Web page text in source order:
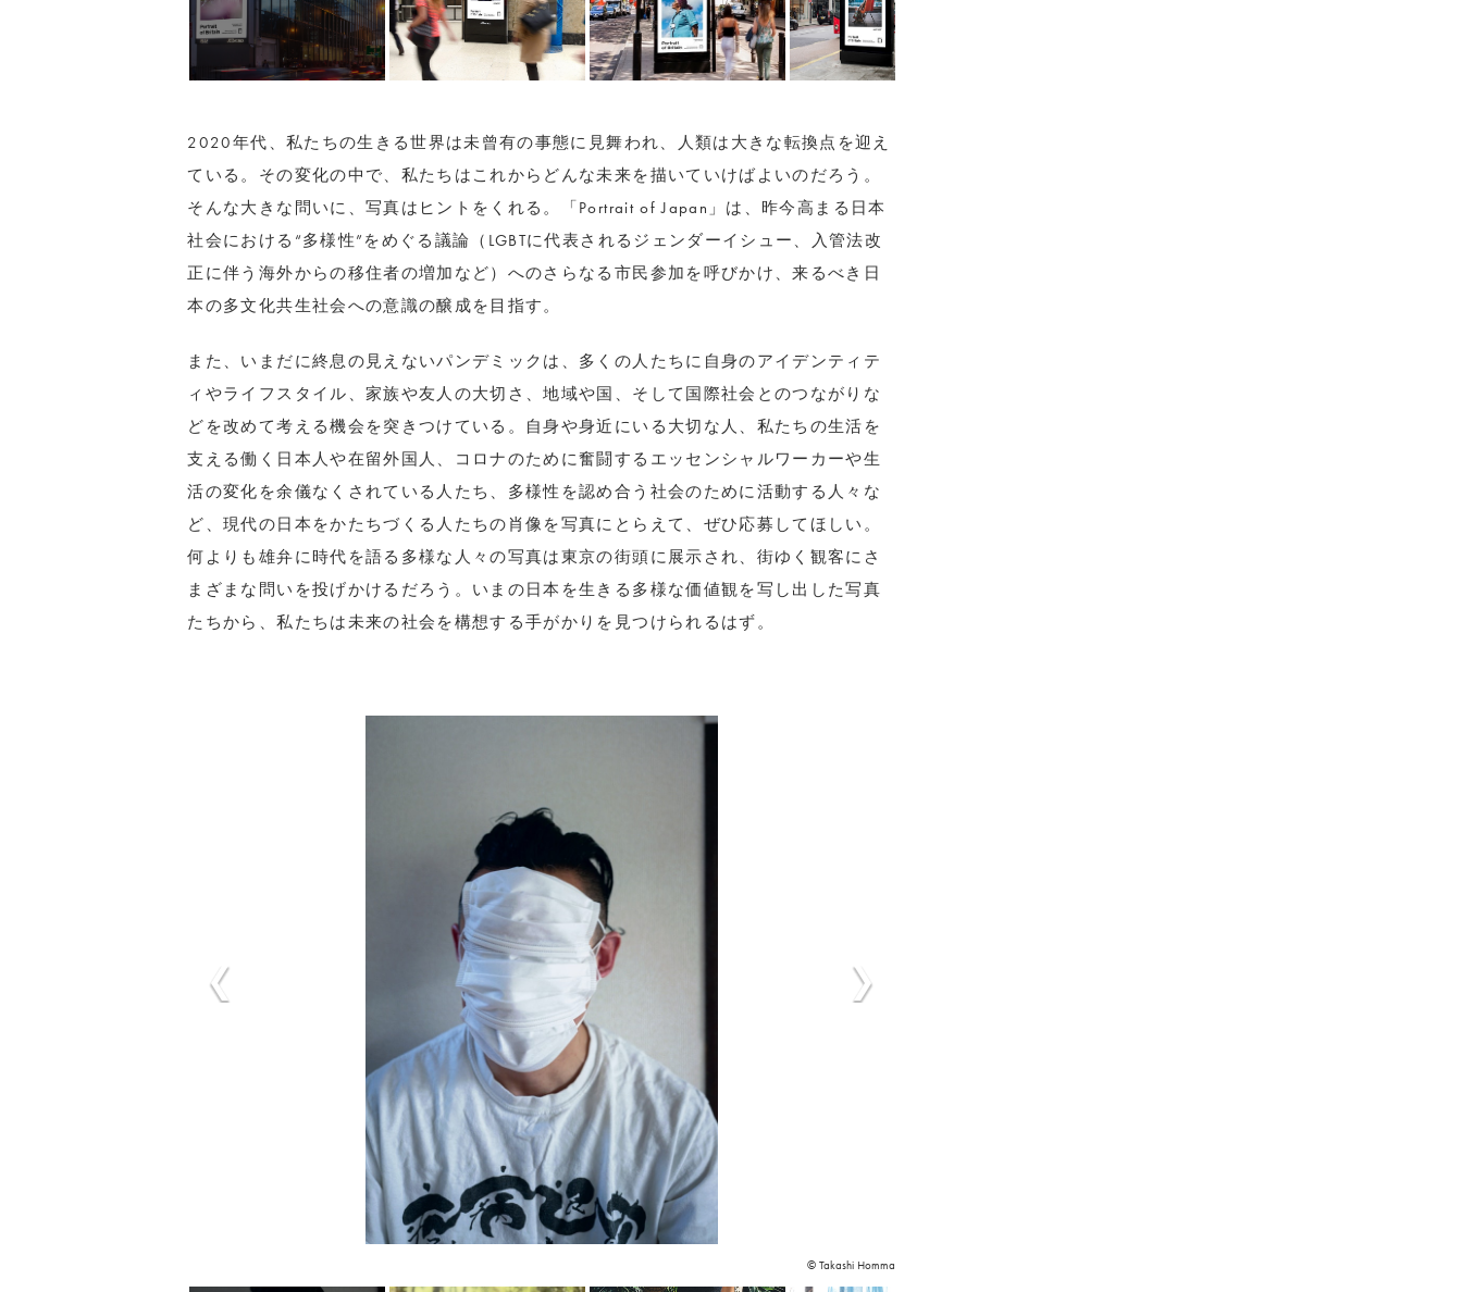
2020年代、私たちの生きる世界は未曾有の事態に見舞われ、人類は大きな転換点を迎え
ている。その変化の中で、私たちはこれからどんな未来を描いていけばよいのだろう。
そんな大きな問いに、写真はヒントをくれる。「Portrait of Japan」は、昨今高まる日本
社会における“多様性”をめぐる議論（LGBTに代表されるジェンダーイシュー、入管法改
正に伴う海外からの移住者の増加など）へのさらなる市民参加を呼びかけ、来るべき日
本の多文化共生社会への意識の醸成を目指す。
また、いまだに終息の見えないパンデミックは、多くの人たちに自身のアイデンティテ
ィやライフスタイル、家族や友人の大切さ、地域や国、そして国際社会とのつながりな
どを改めて考える機会を突きつけている。自身や身近にいる大切な人、私たちの生活を
支える働く日本人や在留外国人、コロナのために奮闘するエッセンシャルワーカーや生
活の変化を余儀なくされている人たち、多様性を認め合う社会のために活動する人々な
ど、現代の日本をかたちづくる人たちの肖像を写真にとらえて、ぜひ応募してほしい。
何よりも雄弁に時代を語る多様な人々の写真は東京の街頭に展示され、街ゆく観客にさ
まざまな問いを投げかけるだろう。いまの日本を生きる多様な価値観を写し出した写真
たちから、私たちは未来の社会を構想する手がかりを見つけられるはず。
© Takashi Homma